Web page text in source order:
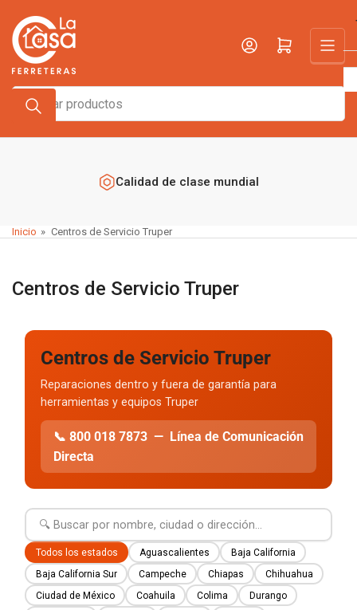
contenido
Buscar
productos
Iniciar sesiónAbrir cesta pequeña
Calidad de clase mundial
Inicio » Centros de Servicio Truper
Centros de Servicio Truper
Centros de Servicio Truper
Reparaciones dentro y fuera de garantía para
herramientas y equipos Truper
📞 800 018 7873 — Línea de Comunicación
Directa
Todos los estados Aguascalientes
Baja California
Baja California Sur
Campeche Chiapas
Chihuahua
Ciudad de México
Coahuila Colima
Durango